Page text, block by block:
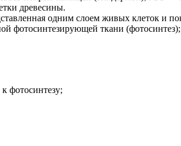
древесины.
одним слоем живых клеток и
фотосинтезирующей ткани
фотосинтезу;